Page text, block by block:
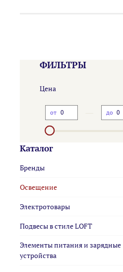
ФИЛЬТРЫ
Цена
от до
Каталог
Бренды
Освещение
Электротовары
Подвесы в стиле LOFT
Элементы питания и зарядные
устройства